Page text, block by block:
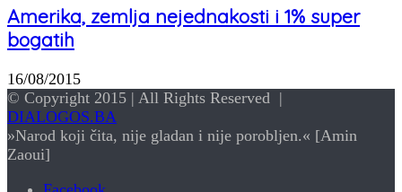
Amerika, zemlja nejednakosti i 1% super
bogatih
16/08/2015
© Copyright 2015 | All Rights Reserved |
DIALOGOS.BA
»Narod koji čita, nije gladan i nije porobljen.« [Amin
Zaoui]